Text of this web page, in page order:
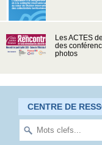
Les ACTES
des
photos
CENTRE DE